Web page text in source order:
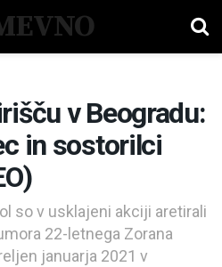
v Beogradu:
in sostorilci
so v usklajeni akciji aretirali
22-letnega Zorana
januarja 2021 v